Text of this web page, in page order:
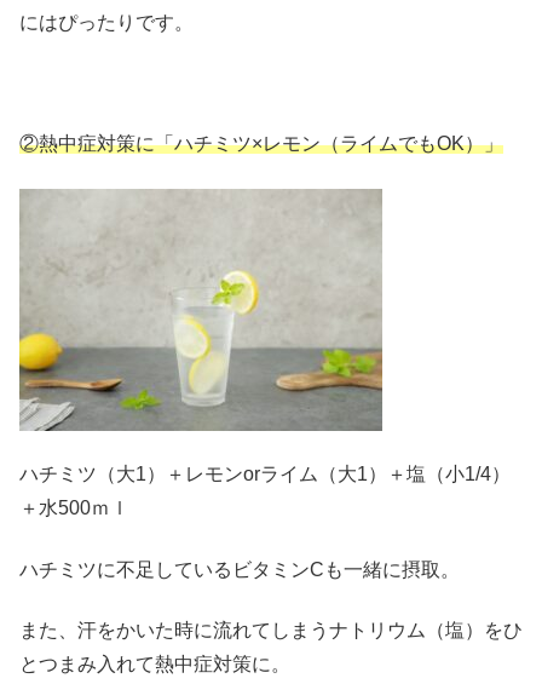
にはぴったりです。
②熱中症対策に「ハチミツ×レモン（ライムでもOK）」
ハチミツ（大1）＋レモンorライム（大1）＋塩（小1/4）
＋水500ｍｌ
ハチミツに不足しているビタミンCも一緒に摂取。
また、汗をかいた時に流れてしまうナトリウム（塩）をひ
とつまみ入れて熱中症対策に。